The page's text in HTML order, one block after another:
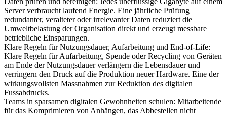
Server verbraucht laufend Energie. Eine jährliche Prüfung
redundanter, veralteter oder irrelevanter Daten reduziert die
Umweltbelastung der Organisation direkt und erzeugt messbare
betriebliche Einsparungen.
Klare Regeln für Nutzungsdauer, Aufarbeitung und End-of-Life:
Klare Regeln für Aufarbeitung, Spende oder Recycling von Geräten
am Ende der Nutzungsdauer verlängern die Lebensdauer und
verringern den Druck auf die Produktion neuer Hardware. Eine der
wirkungsvollsten Massnahmen zur Reduktion des digitalen
Fussabdrucks.
Teams in sparsamen digitalen Gewohnheiten schulen: Mitarbeitende
für das Komprimieren von Anhängen, das Abbestellen nicht